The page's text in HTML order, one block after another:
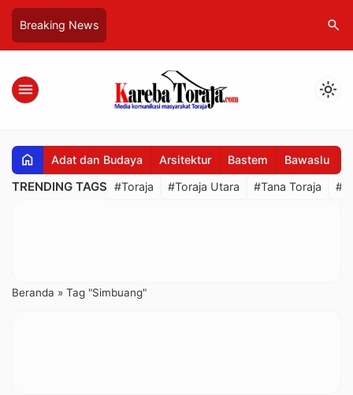
Breaking News search
menu light_mode
home Adat dan Budaya Arsitektur Bastem Bawaslu
TRENDING TAGS #Toraja #Toraja Utara #Tana Toraja
Beranda » Tag "Simbuang"